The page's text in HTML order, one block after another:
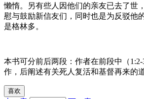
懒惰。另有些人因他们的亲友已去了世
慰与鼓励新信友们，同时也是为反驳他
是格林多。
本书可分前后两段：作者在前段中（
作，后阐述有关死人复活和基督再来的道
喜欢